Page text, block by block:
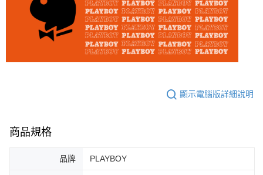
顯示電腦版詳細說明
商品規格
品牌 PLAYBOY